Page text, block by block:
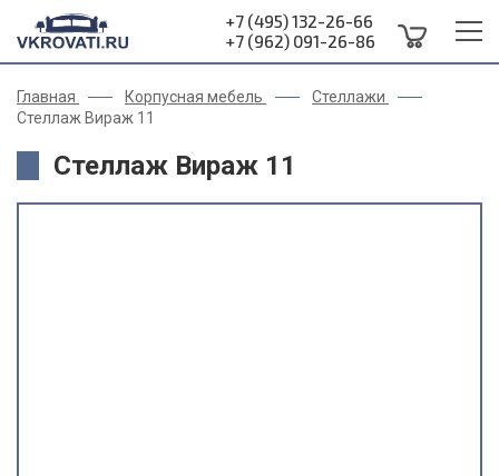
+7 (495) 132-26-66
+7 (962) 091-26-86
Главная Корпусная мебель
Стеллажи
Стеллаж Вираж 11
Стеллаж Вираж 11